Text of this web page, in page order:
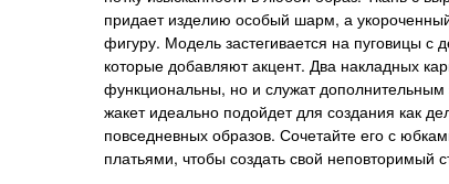
придает изделию особый шарм, а
фигуру. Модель застегивается на пуговицы с
которые добавляют акцент. Два накладных
функциональны, но и служат
жакет идеально подойдет для создания как
повседневных образов. Сочетайте его с
платьями, чтобы создать свой неповторимый